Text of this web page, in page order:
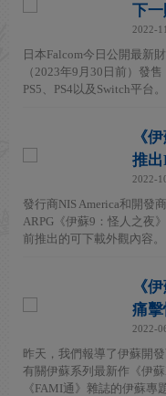
下
2022-
日本Falcom今日公開最新
（2023年9月30日前）發
PS5、PS4以及Switch平台
《
推出
2022-
發行商NIS America和開發
ARPG《伊蘇9：怪人之夜
前推出的可下載外觀內容。
《
痛
2022-
昨天，我們報導了伊蘇開
有關伊蘇系列最新作《伊
《FAMI通》雜誌的伊蘇